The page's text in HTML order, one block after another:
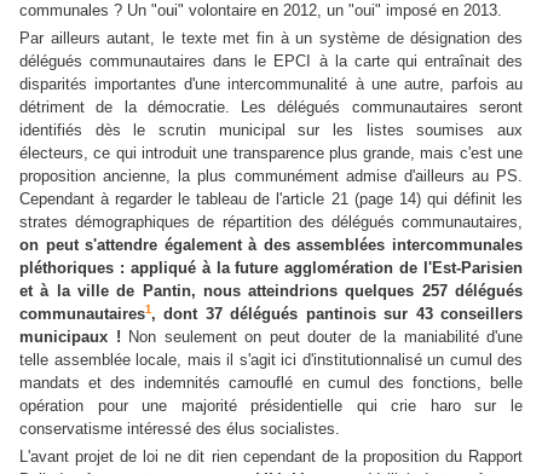
communales ? Un "oui" volontaire en 2012, un "oui" imposé en 2013.
Par ailleurs autant, le texte met fin à un système de désignation des
délégués communautaires dans le EPCI à la carte qui entraînait des
disparités importantes d'une intercommunalité à une autre, parfois au
détriment de la démocratie. Les délégués communautaires seront
identifiés dès le scrutin municipal sur les listes soumises aux
électeurs, ce qui introduit une transparence plus grande, mais c'est une
proposition ancienne, la plus communément admise d'ailleurs au PS.
Cependant à regarder le tableau de l'article 21 (page 14) qui définit les
strates démographiques de répartition des délégués communautaires,
on peut s'attendre également à des assemblées intercommunales
pléthoriques : appliqué à la future agglomération de l'Est-Parisien
et à la ville de Pantin, nous atteindrions quelques 257 délégués
communautaires1, dont 37 délégués pantinois sur 43 conseillers
municipaux ! Non seulement on peut douter de la maniabilité d'une
telle assemblée locale, mais il s'agit ici d'institutionnalisé un cumul des
mandats et des indemnités camouflé en cumul des fonctions, belle
opération pour une majorité présidentielle qui crie haro sur le
conservatisme intéressé des élus socialistes.
L'avant projet de loi ne dit rien cependant de la proposition du Rapport